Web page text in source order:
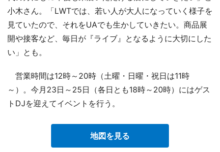
小木さん。「LWTでは、若い人が大人になっていく様子を
見ていたので、それをUAでも生かしていきたい。商品展
開や接客など、毎日が『ライブ』となるように大切にした
い」とも。
営業時間は12時～20時（土曜・日曜・祝日は11時
～）。今月23日～25日（各日とも18時～20時）にはゲス
トDJを迎えてイベントを行う。
地図を見る